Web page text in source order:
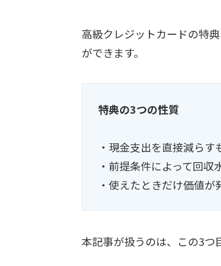
高級クレジットカードの特
ができます。
特典の3つの性質
・現金支出を直接減らす
・前提条件によって回収
・使えたときだけ価値が
本記事が扱うのは、この3つ